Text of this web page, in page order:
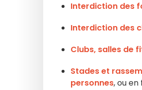
Interdiction des
Interdiction des
Clubs, salles de
Stades et
personnes, ou